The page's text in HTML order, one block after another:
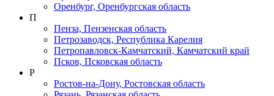
Оренбург, Оренбургская область
П
Пенза, Пензенская область
Петрозаводск, Республика Карелия
Петропавловск-Камчатский, Камчатский край
Псков, Псковская область
Р
Ростов-на-Дону, Ростовская область